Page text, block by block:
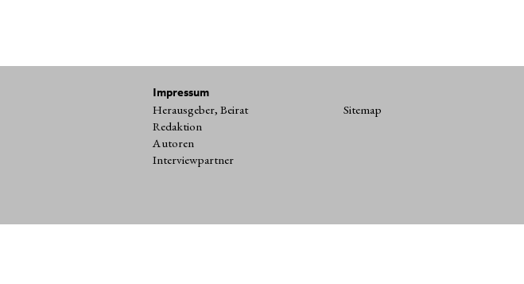
Impressum
Herausgeber, Beirat
Redaktion
Autoren
Interviewpartner
Sitemap